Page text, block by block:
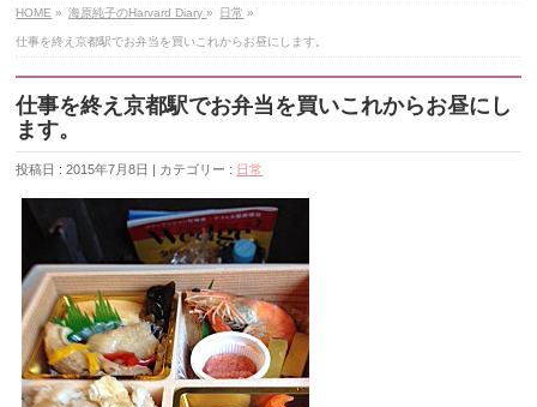
HOME » 海原純子のHarvard Diary» 日常 »
仕事を終え京都駅でお弁当を買いこれからお昼にします。
仕事を終え京都駅でお弁当を買いこれからお昼にし
ます。
投稿日 : 2015年7月8日 | カテゴリー : 日常